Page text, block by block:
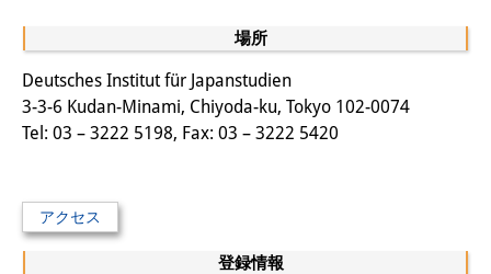
その他のプロジェクト
元研究フォーカス
イベント概要
DIJ フォーラム
場所
Deutsches Institut für Japanstudien
3-3-6 Kudan-Minami, Chiyoda-ku, Tokyo 102-0074
Tel: 03 – 3222 5198, Fax: 03 – 3222 5420
アクセス
登録情報